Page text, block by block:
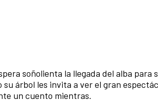
soñolienta la llegada del alba para
árbol les invita a ver el gran
un cuento mientras.